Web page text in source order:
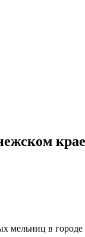
крае
мельниц в